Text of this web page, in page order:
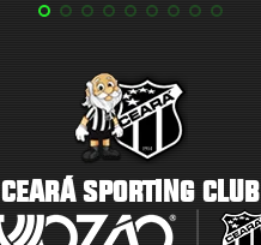
CEARÁ SPORTING CLUB